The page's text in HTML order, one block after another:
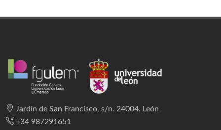
Jardín de San Francisco, s/n. 24004. León
+34 987291651